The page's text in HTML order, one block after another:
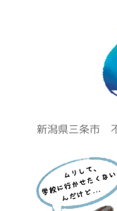
新潟県三条市